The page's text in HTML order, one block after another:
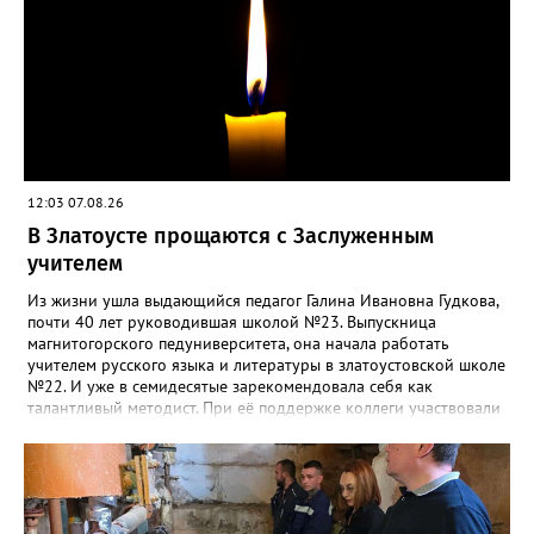
12:03 07.08.26
В Златоусте прощаются с Заслуженным
учителем
Из жизни ушла выдающийся педагог Галина Ивановна Гудкова,
почти 40 лет руководившая школой №23. Выпускница
магнитогорского педуниверситета, она начала работать
учителем русского языка и литературы в златоустовской школе
№22. И уже в семидесятые зарекомендовала себя как
талантливый методист. При её поддержке коллеги участвовали
«Благодаря её мудрому руководству в школе сформировался
сильный педагогический коллектив, объединённый общими
ценностями и любовью к своему делу. Для многих Галина
Ивановна навсегда останется не только талантливым